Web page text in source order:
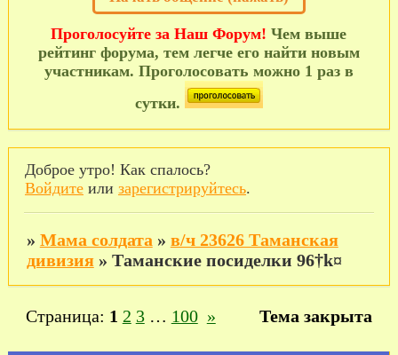
Проголосуйте за Наш Форум! Чем выше
рейтинг форума, тем легче его найти новым
участникам. Проголосовать можно 1 раз в
сутки.
Доброе утро! Как спалось?
Войдитеили зарегистрируйтесь.
» Мама солдата » в/ч 23626 Таманская
дивизия » Таманские посиделки 96†k¤
Страница: 1 2 3 … 100 » Тема закрыта